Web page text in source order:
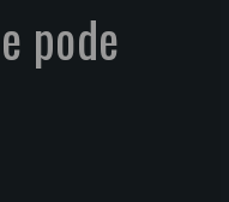
pode